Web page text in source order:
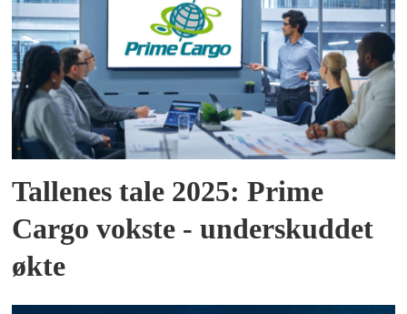
Tallenes tale 2025: Prime
Cargo vokste - underskuddet
økte